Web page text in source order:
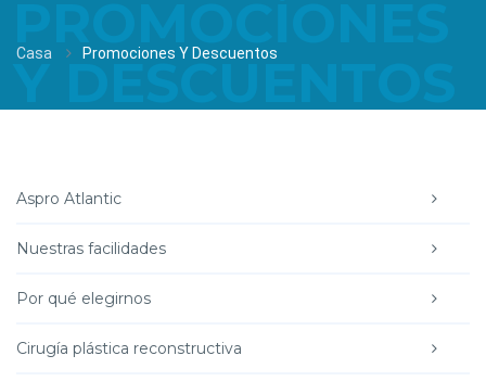
Casa Promociones Y Descuentos
Aspro Atlantic
Nuestras facilidades
Por qué elegirnos
Cirugía plástica reconstructiva